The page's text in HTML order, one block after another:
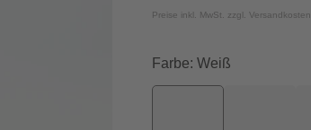
Preise inkl. MwSt. zzgl. Versandkosten
Farbe: Weiß